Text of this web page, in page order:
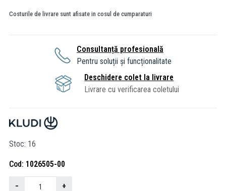
Costurile de livrare sunt afisate in cosul de cumparaturi
Consultanță profesională
Pentru soluții și funcționalitate
Deschidere colet la livrare
Livrare cu verificarea coletului
Stoc 16
Cod 1026505-00
− +